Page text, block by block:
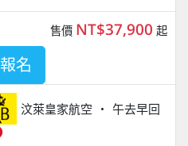
汶萊皇家航空 午去早回
售價 NT$37,900 起
報名